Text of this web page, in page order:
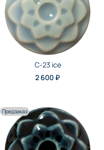
C-23 ice
2 600 ₽
Предзаказ